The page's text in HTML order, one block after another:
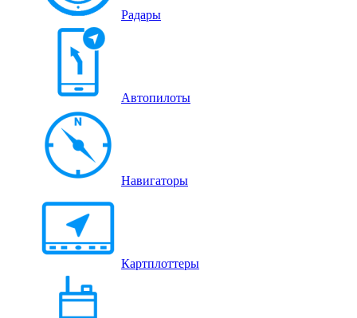
Радары
Автопилоты
Навигаторы
Картплоттеры